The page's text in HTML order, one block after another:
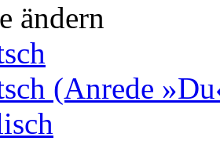
ändern
(Anrede